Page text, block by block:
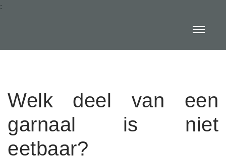
:
Welk deel van een
garnaal is niet
eetbaar?